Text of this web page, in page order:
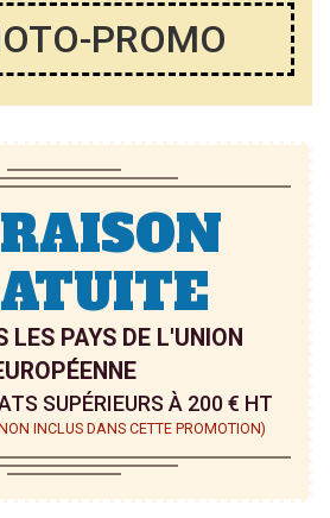
PROMO
LES PAYS DE L'UNION
SUPÉRIEURS À 200 € HT
INCLUS DANS CETTE PROMOTION)